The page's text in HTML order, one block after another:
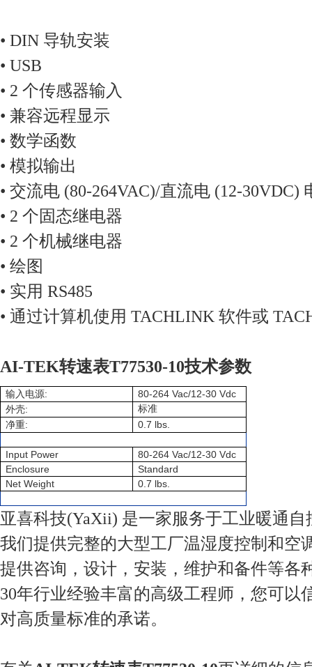
• DIN 导轨安装
• USB
• 2 个传感器输入
• 兼容远程显示
• 数学函数
• 模拟输出
• 交流电 (80-264VAC)/直流电 (12-30VDC)
• 2 个固态继电器
• 2 个机械继电器
• 绘图
• 实用 RS485
• 通过计算机使用 TACHLINK 软件或
AI-TEK转速表T77530-10技术参数
输入电源: 80-264 Vac/12-30 Vdc
外壳:
标准
净重: 0.7 lbs.
Input Power
80-264 Vac/12-30 Vdc
Enclosure
Standard
Net Weight
0.7 lbs.
亚喜科技(YaXii) 是一家服务于工业暖通自
我们提供完整的大型工厂温湿度控制和空
提供咨询，设计，安装，维护和备件等各
30年行业经验丰富的高级工程师，您可以
对高质量标准的承诺。